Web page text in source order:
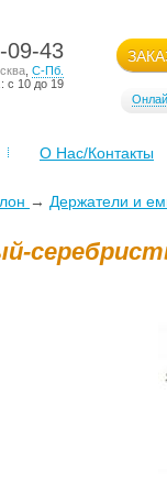
09-43
С-Пб.
с 10 до 19
О Нас/Контакты
→ Держатели и